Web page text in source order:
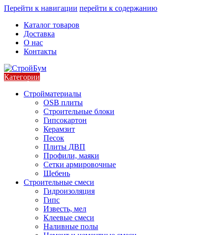
Перейти к навигации перейти к содержанию
Каталог товаров
Доставка
О нас
Контакты
Категории
Стройматериалы
OSB плиты
Строительные блоки
Гипсокартон
Керамзит
Песок
Плиты ДВП
Профили, маяки
Сетки армировочные
Щебень
Строительные смеси
Гидроизоляция
Гипс
Известь, мел
Клеевые смеси
Наливные полы